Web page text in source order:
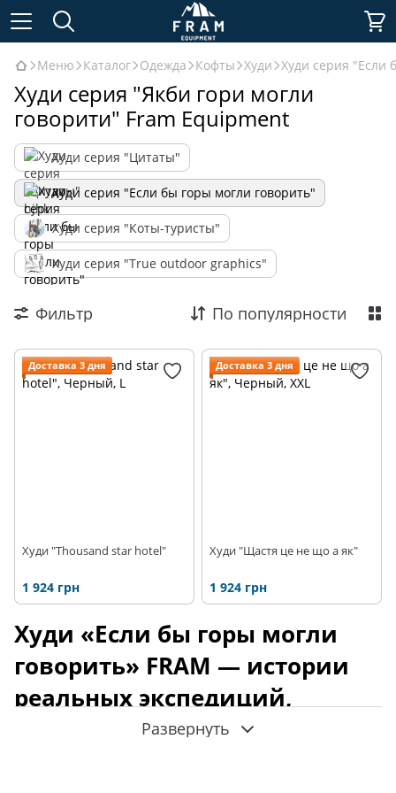
Меню Каталог Одежда Кофты Худи Худи серия "Если
Худи серия "Якби гори могли
говорити" Fram Equipment
Худи серия "Цитаты"
Худи серия "Если бы горы могли говорить"
Худи серия "Коты-туристы"
Худи серия "True outdoor graphics"
Фильтр По популярности
Доставка 3 дня
Худи "Thousand star hotel"
1 924 грн
Доставка 3 дня
Худи "Щастя це не що а як"
1 924 грн
Худи «Если бы горы могли
говорить» FRAM — истории
реальных экспедиций,
воплощённые в авторских
Развернуть